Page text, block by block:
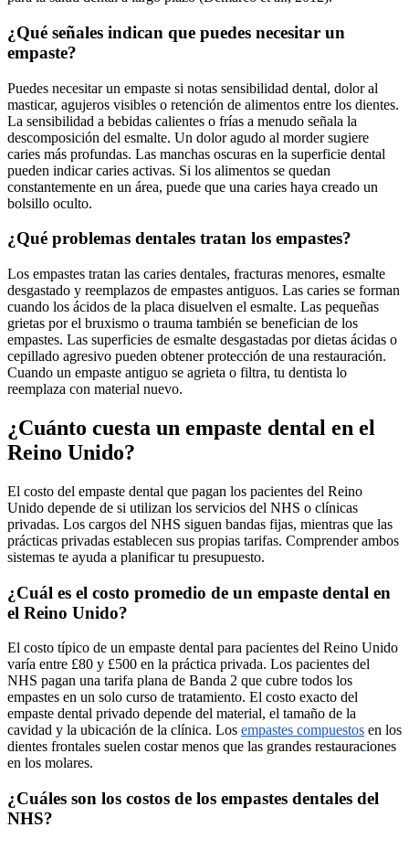
¿Qué señales indican que puedes necesitar un
empaste?
Puedes necesitar un empaste si notas sensibilidad dental, dolor al
masticar, agujeros visibles o retención de alimentos entre los dientes.
La sensibilidad a bebidas calientes o frías a menudo señala la
descomposición del esmalte. Un dolor agudo al morder sugiere
caries más profundas. Las manchas oscuras en la superficie dental
pueden indicar caries activas. Si los alimentos se quedan
constantemente en un área, puede que una caries haya creado un
bolsillo oculto.
¿Qué problemas dentales tratan los empastes?
Los empastes tratan las caries dentales, fracturas menores, esmalte
desgastado y reemplazos de empastes antiguos. Las caries se forman
cuando los ácidos de la placa disuelven el esmalte. Las pequeñas
grietas por el bruxismo o trauma también se benefician de los
empastes. Las superficies de esmalte desgastadas por dietas ácidas o
cepillado agresivo pueden obtener protección de una restauración.
Cuando un empaste antiguo se agrieta o filtra, tu dentista lo
reemplaza con material nuevo.
¿Cuánto cuesta un empaste dental en el
Reino Unido?
El costo del empaste dental que pagan los pacientes del Reino
Unido depende de si utilizan los servicios del NHS o clínicas
privadas. Los cargos del NHS siguen bandas fijas, mientras que las
prácticas privadas establecen sus propias tarifas. Comprender ambos
sistemas te ayuda a planificar tu presupuesto.
¿Cuál es el costo promedio de un empaste dental en
el Reino Unido?
El costo típico de un empaste dental para pacientes del Reino Unido
varía entre £80 y £500 en la práctica privada. Los pacientes del
NHS pagan una tarifa plana de Banda 2 que cubre todos los
empastes en un solo curso de tratamiento. El costo exacto del
empaste dental privado depende del material, el tamaño de la
cavidad y la ubicación de la clínica. Los empastes compuestos en los
dientes frontales suelen costar menos que las grandes restauraciones
en los molares.
¿Cuáles son los costos de los empastes dentales del
NHS?